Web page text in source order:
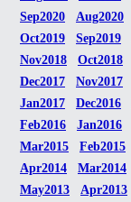
Sep2020
Aug2020
Oct2019
Sep2019
Nov2018
Oct2018
Dec2017
Nov2017
Jan2017
Dec2016
Feb2016
Jan2016
Mar2015
Feb2015
Apr2014
Mar2014
May2013
Apr2013